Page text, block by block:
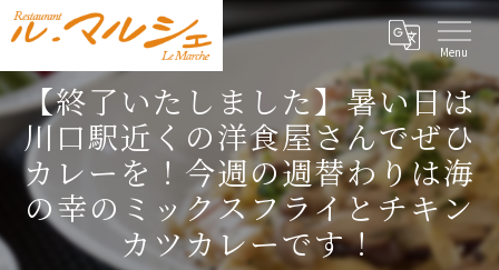
【終了いたしました】暑い日は
川口駅近くの洋食屋さんでぜひ
カレーを！今週の週替わりは海
の幸のミックスフライとチキン
カツカレーです！